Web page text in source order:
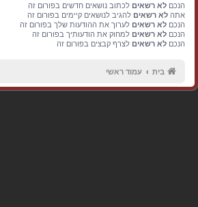
הנכם לא רשאים לכתוב נושאים חדשים בפורום זה
אתה לא רשאים להגיב לנושאים קיימים בפורום זה
הנכם לא רשאים לערוך את ההודעות שלך בפורום זה
הנכם לא רשאים למחוק את הודעותיך בפורום זה
הנכם לא רשאים לצרף קבצים בפורום זה
בית עמוד ראשי